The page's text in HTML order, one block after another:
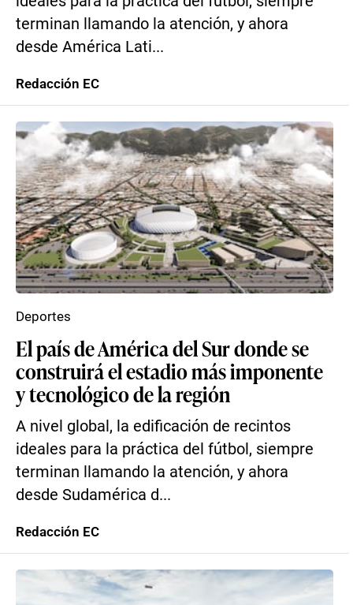
terminan llamando la atención, y ahora
desde América Lati...
Redacción EC
El país de América del Sur donde se
construirá el estadio más imponente
y tecnológico de la región
A nivel global, la edificación de recintos
ideales para la práctica del fútbol, siempre
terminan llamando la atención, y ahora
desde Sudamérica d...
Deportes
Redacción EC